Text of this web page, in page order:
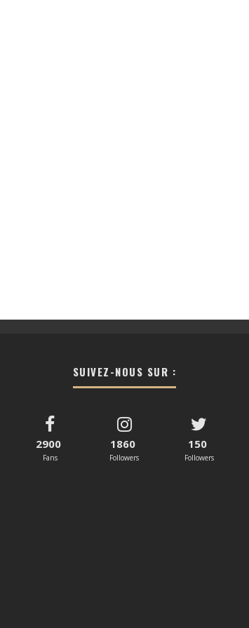
SUIVEZ-NOUS SUR :
2900
Fans
1860
Followers
150
Followers